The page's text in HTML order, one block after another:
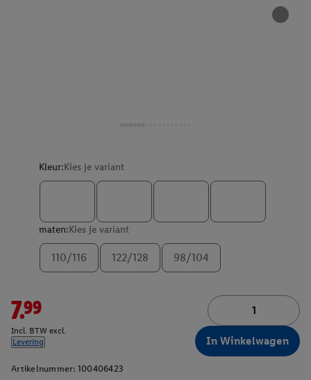
Kleur:Kies je variant
maten:Kies je variant
110/116 122/128 98/104
7.99
Incl. BTW excl.
Levering
In Winkelwagen
Artikelnummer: 100406423